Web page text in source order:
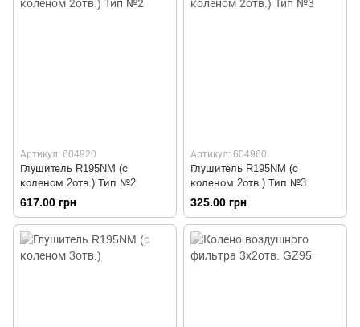
Артикул: 604920
Глушитель R195NM (с
коленом 2отв.) Тип №2
617.00 грн
Артикул: 604960
Глушитель R195NM (с
коленом 2отв.) Тип №3
325.00 грн